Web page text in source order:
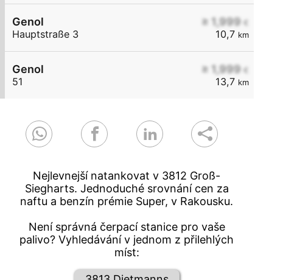
≥ 1,999 €
10,7 km
Genol
Hauptstraße 3
≥ 1,999 €
13,7 km
Genol
51
Nejlevnejší natankovat v 3812 Groß-
Siegharts. Jednoduché srovnání cen za
naftu a benzín prémie Super, v Rakousku.
Není správná čerpací stanice pro vaše
palivo? Vyhledávání v jednom z přilehlých
míst: